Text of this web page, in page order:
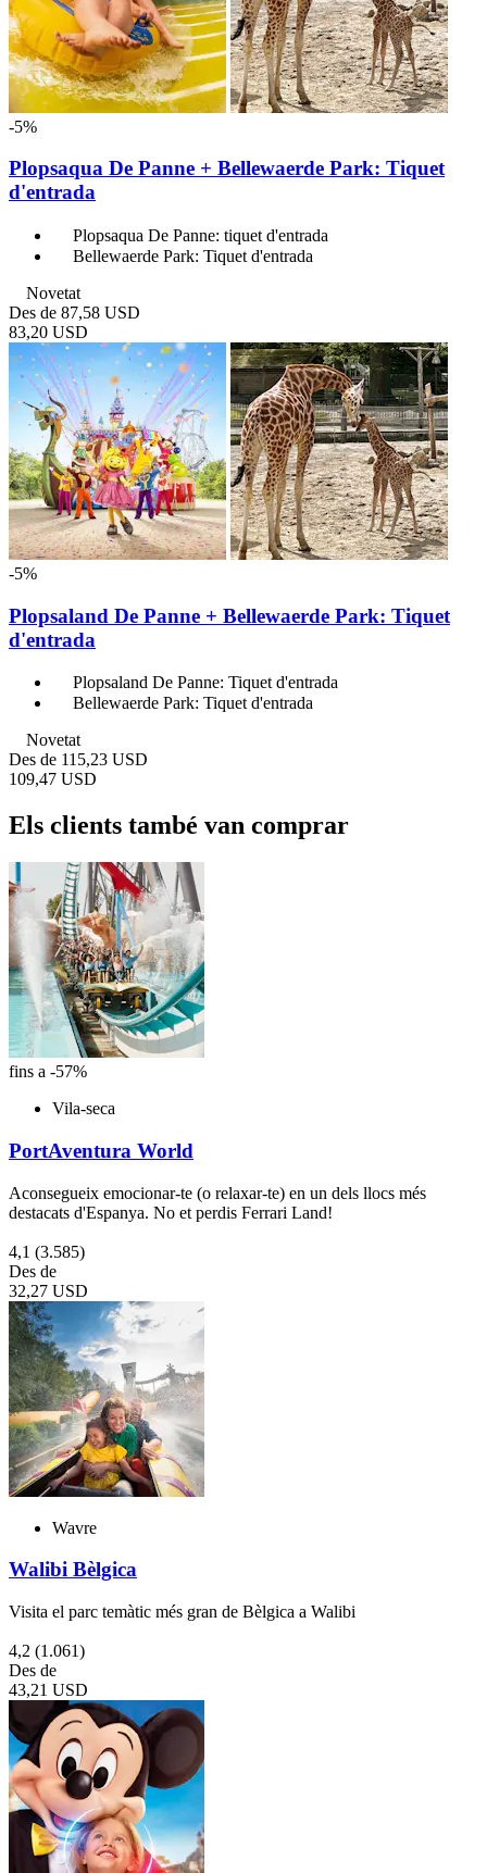
-5%
Plopsaqua De Panne + Bellewaerde Park: Tiquet
d'entrada
Plopsaqua De Panne: tiquet d'entrada
Bellewaerde Park: Tiquet d'entrada
Novetat
Des de 87,58 USD
83,20 USD
-5%
Plopsaland De Panne + Bellewaerde Park: Tiquet
d'entrada
Plopsaland De Panne: Tiquet d'entrada
Bellewaerde Park: Tiquet d'entrada
Novetat
Des de 115,23 USD
109,47 USD
Els clients també van comprar
fins a -57%
Vila-seca
PortAventura World
Aconsegueix emocionar-te (o relaxar-te) en un dels llocs més
destacats d'Espanya. No et perdis Ferrari Land!
4,1 (3.585)
Des de
32,27 USD
Wavre
Walibi Bèlgica
Visita el parc temàtic més gran de Bèlgica a Walibi
4,2 (1.061)
Des de
43,21 USD